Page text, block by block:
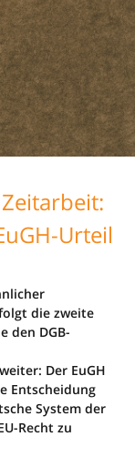
Urteil
die zweite
den DGB-
Der EuGH
Entscheidung
System der
Recht zu